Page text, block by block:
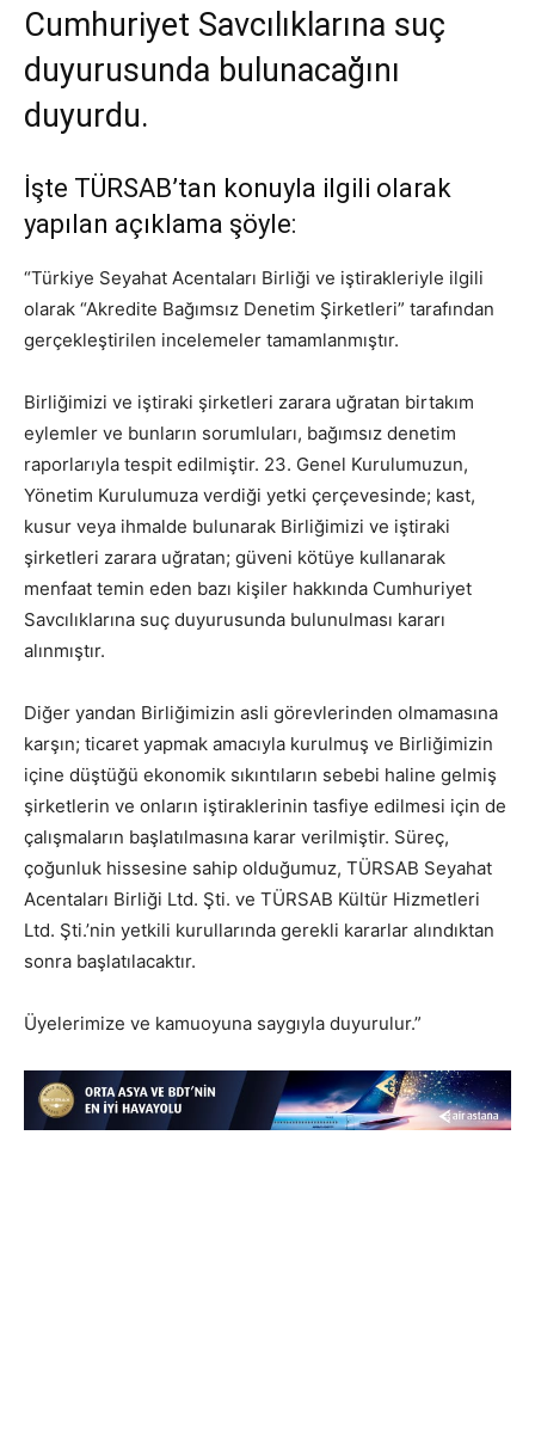
Cumhuriyet Savcılıklarına suç
duyurusunda bulunacağını
duyurdu.
İşte TÜRSAB’tan konuyla ilgili olarak
yapılan açıklama şöyle:
“Türkiye Seyahat Acentaları Birliği ve iştirakleriyle ilgili
olarak “Akredite Bağımsız Denetim Şirketleri” tarafından
gerçekleştirilen incelemeler tamamlanmıştır.
Birliğimizi ve iştiraki şirketleri zarara uğratan birtakım
eylemler ve bunların sorumluları, bağımsız denetim
raporlarıyla tespit edilmiştir. ​23. Genel Kurulumuzun,
Yönetim Kurulumuza verdiği yetki çerçevesinde; kast,
kusur veya ihmalde bulunarak Birliğimizi ve iştiraki
şirketleri zarara uğratan; güveni kötüye kullanarak
menfaat temin eden bazı kişiler hakkında Cumhuriyet
Savcılıklarına suç duyurusunda bulunulması kararı
alınmıştır. ​
Diğer yandan Birliğimizin asli görevlerinden olmamasına
karşın; ticaret yapmak amacıyla kurulmuş ve Birliğimizin
içine düştüğü ekonomik sıkıntıların sebebi haline gelmiş
şirketlerin ve onların iştiraklerinin tasfiye edilmesi için de
çalışmaların başlatılmasına karar verilmiştir. ​Süreç,
çoğunluk hissesine sahip olduğumuz, TÜRSAB Seyahat
Acentaları Birliği Ltd. Şti. ve TÜRSAB Kültür Hizmetleri
Ltd. Şti.’nin yetkili kurullarında gerekli kararlar alındıktan
sonra başlatılacaktır.
Üyelerimize ve kamuoyuna saygıyla duyurulur.”